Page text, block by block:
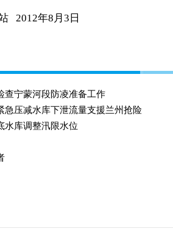
2012年8月3日
查宁蒙河段防凌准备工作
急压减水库下泄流量支援兰州抢险
水库调整汛限水位